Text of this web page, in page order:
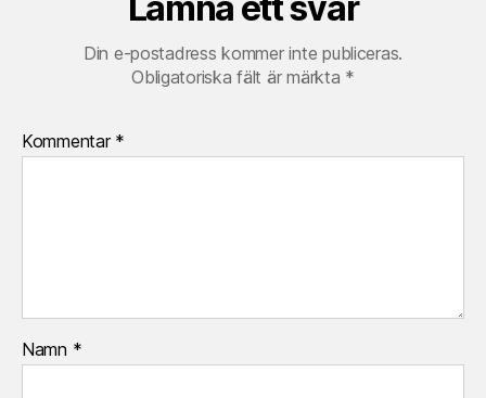
Din e-postadress kommer inte publiceras.
Obligatoriska fält är märkta *
Kommentar *
Namn *